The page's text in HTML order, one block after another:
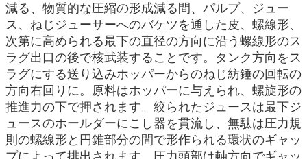
減る、物質的な圧縮の形成減る間、パルプ、ジュー
ス、ねじジューサーへのバケツを通した皮、螺線形、
次第に高められる最下の直径の方向に沿う螺線形のス
ラグ出口の後で核武装することです。タンク方向をス
ラグにする送り込みホッパーからのねじ紡錘の回転の
方向右回りに。原料はホッパーに与えられ、螺旋形の
推進力の下で押されます。絞られたジュースは最下ジ
ュースのホールダーにこし器を貫流し、無駄は圧力規
則の螺線形と円錐部分の間で形作られる環状のギャッ
プによって排出されます。圧力頭部は軸方向でギャッ